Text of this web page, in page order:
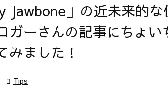
Jawbone」の近未来的
ガーさんの記事にちょい
みました！
 Tips